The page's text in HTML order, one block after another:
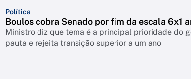
Política
Boulos cobra Senado por fim da escala 6x1
Ministro diz que tema é a principal prioridade do
pauta e rejeita transição superior a um ano